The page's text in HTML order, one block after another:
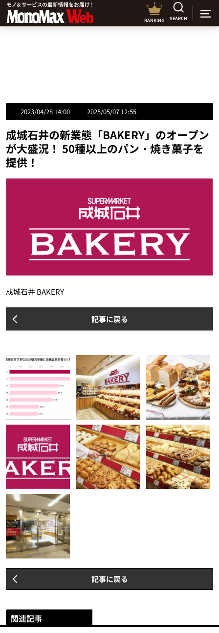
RANKING SEARCH
2023/04/28 14:00 2025/05/07 12:55
成城石井の新業態「BAKERY」のオープン
が大盛況！ 50種以上のパン・焼き菓子を
提供！
成城石井 BAKERY
記事に戻る
記事に戻る
関連記事